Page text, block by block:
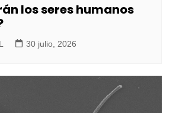
los seres humanos
30 julio, 2026